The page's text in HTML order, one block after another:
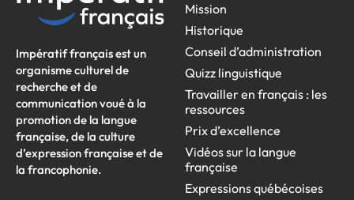
Impératif français est un
organisme culturel de
recherche et de
communication voué à la
promotion de la langue
française, de la culture
d’expression française et de
la francophonie.
Mission
Historique
Conseil d’administration
Quizz linguistique
Travailler en français : les
ressources
Prix d’excellence
Vidéos sur la langue
française
Expressions québécoises